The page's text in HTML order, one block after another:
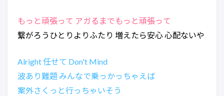
もっと頑張って アガるまでもっと頑張って
繋がろうひとりよりふたり 増えたら安心 心配ないや
Alright 任せて Don't Mind
波あり難題 みんなで乗っかっちゃえば
案外さくっと行っちゃいそう